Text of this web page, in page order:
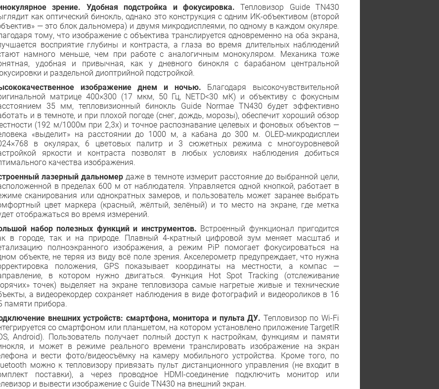
зрение. Удобная подстройка и фокусировка. Тепловизор Guide TN430
как оптический бинокль, однако это конструкция с одним ИК-объективом (второй
— это блок дальномера) и двумя микродисплеями, по одному в каждом окуляре.
тому, что изображение с объектива транслируется одновременно на оба экрана,
восприятие глубины и контраста, а глаза во время длительных наблюдений
намного меньше, чем при работе с аналогичным монокуляром. Механика тоже
удобная и привычная, как у дневного бинокля с барабаном центральной
и раздельной диоптрийной подстройкой.
изображение днем и ночью. Благодаря высокочувствительной
матрице 400×300 (17 мкм, 50 Гц, NETD<30 мК) и объективу с фокусным
35 мм, тепловизионный бинокль Guide Normae TN430 будет эффективно
и в темноте, и при плохой погоде (снег, дождь, морозы), обеспечит хороший обзор
(192 м/1000м при 2,3x) и точное распознавание целевых и фоновых объектов —
«выделит» на расстоянии до 1000 м, а кабана до 300 м. OLED-микродисплеи
в окулярах, 6 цветовых палитр и 3 сюжетных режима с многоуровневой
яркости и контраста позволят в любых условиях наблюдения добиться
качества изображения.
лазерный дальномер даже в темноте измерит расстояние до выбранной цели,
в пределах 600 м от наблюдателя. Управляется одной кнопкой, работает в
сканирования или однократных замеров, и пользователь может заранее выбрать
цвет маркера (красный, жёлтый, зелёный) и то место на экране, где метка
отображаться во время измерений.
набор полезных функций и инструментов. Встроенный функционал пригодится
в городе, так и на природе. Плавный 4-кратный цифровой зум меняет масштаб и
полноэкранного изображения, а режим PiP помогает фокусироваться на
объекте, не теряя из виду всё поле зрения. Акселерометр предупреждает, что нужна
положения, GPS показывает координаты на местности, а компас —
в котором нужно двигаться. Функция Hot Spot Tracking (отслеживание
точек) выделяет на экране тепловизора самые нагретые живые и технические
а видеорекордер сохраняет наблюдения в виде фотографий и видеороликов в 16
памяти прибора.
внешних устройств: смартфона, монитора и пульта ДУ. Тепловизор по Wi-Fi
со смартфоном или планшетом, на котором установлено приложение TargetIR
Android). Пользователь получает полный доступ к настройкам, функциям и памяти
и может в режиме реального времени транслировать изображение на экран
и вести фото/видеосъёмку на камеру мобильного устройства. Кроме того, по
можно к тепловизору привязать пульт дистанционного управления (не входит в
поставки), а через проводное HDMI-соединение подключить монитор или
и вывести изображение с Guide TN430 на внешний экран.